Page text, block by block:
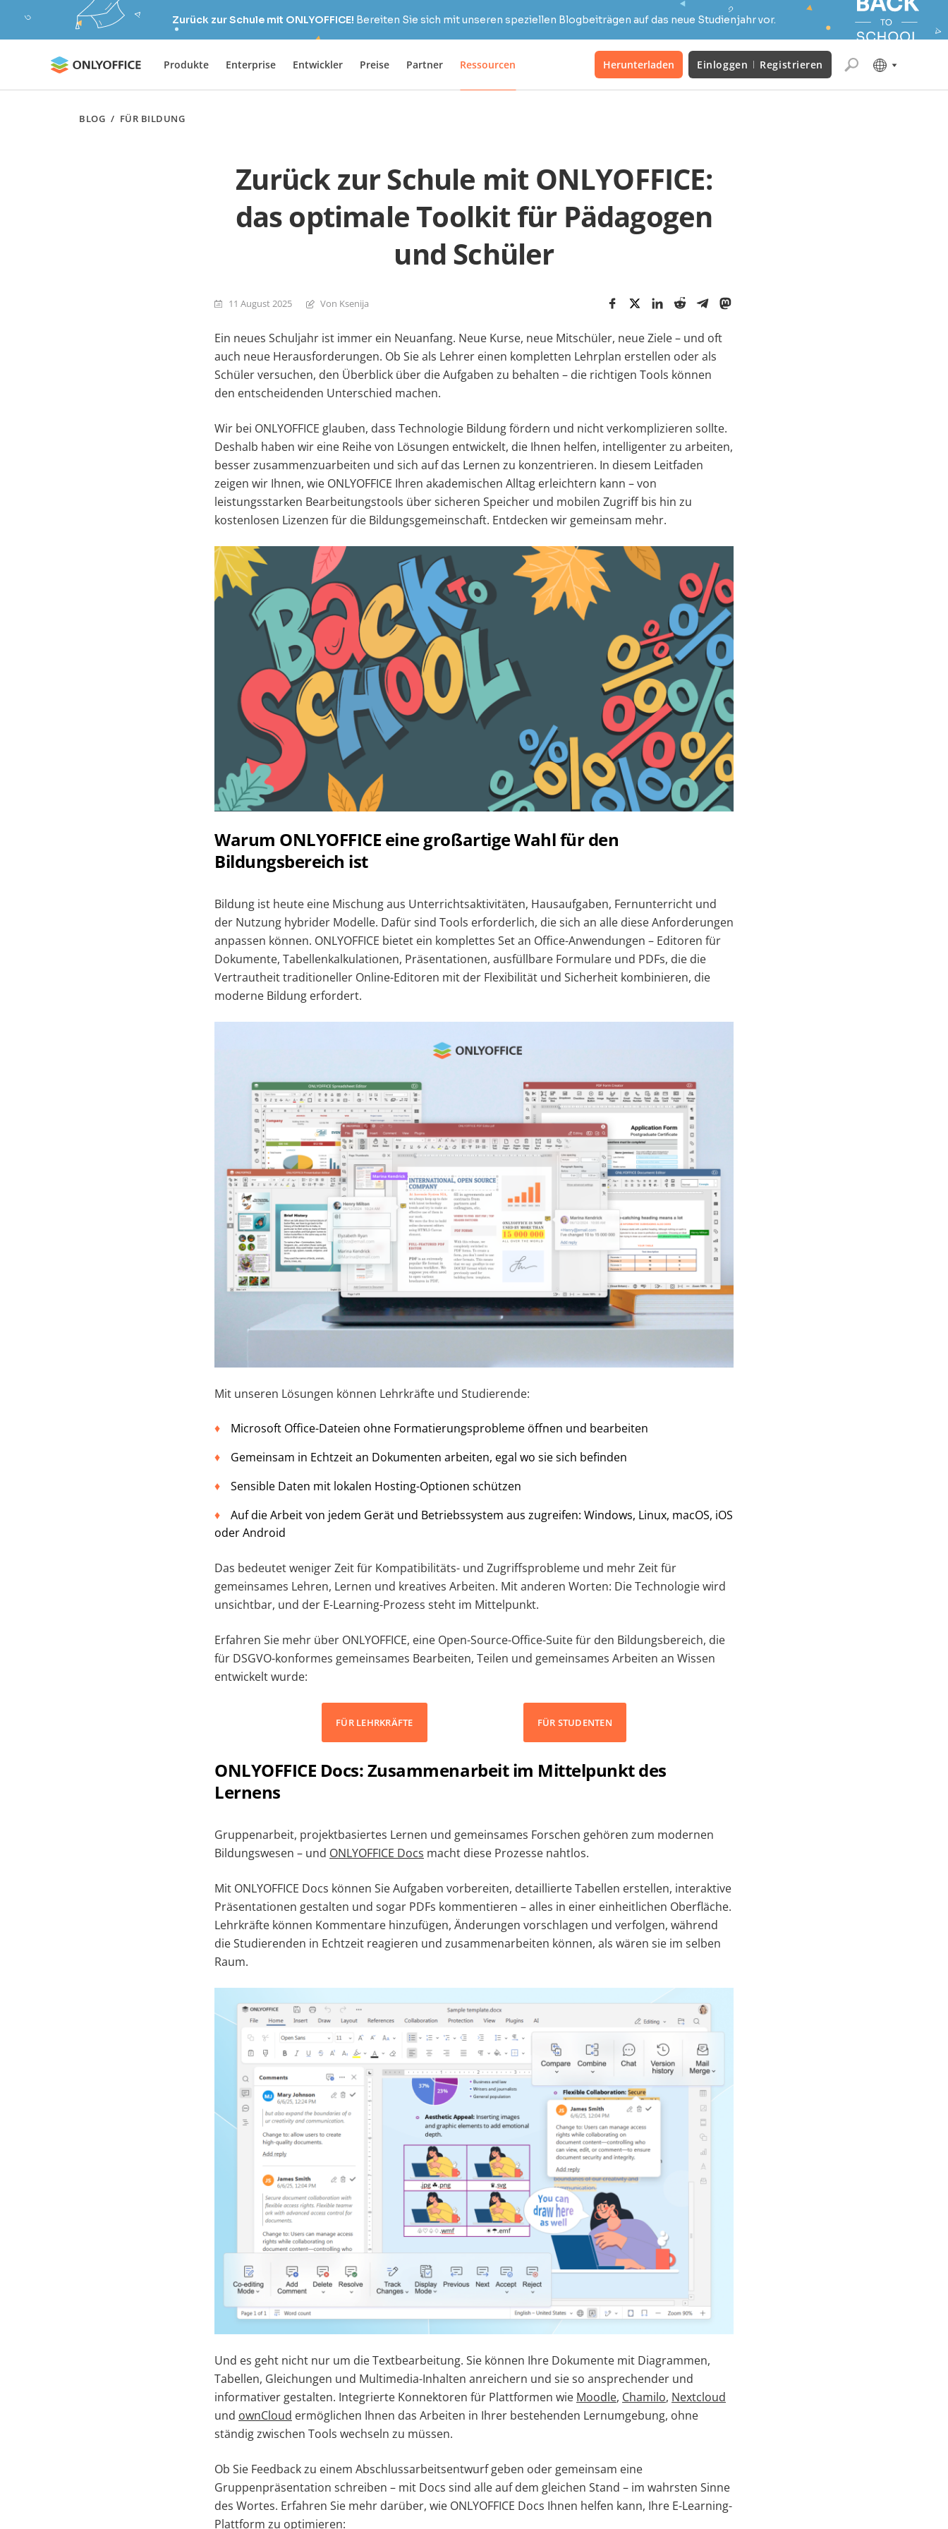
Zurück zur Schule mit ONLYOFFICE! Bereiten Sie sich mit unseren speziellen Blogbeiträgen auf das neue Studienjahr vor.
Produkte Enterprise Entwickler Preise Partner Ressourcen Herunterladen Einloggen Registrieren
BLOG / FÜR BILDUNG
Zurück zur Schule mit ONLYOFFICE:
das optimale Toolkit für Pädagogen
und Schüler
11 August 2025 Von Ksenija
Ein neues Schuljahr ist immer ein Neuanfang. Neue Kurse, neue Mitschüler, neue Ziele – und oft
auch neue Herausforderungen. Ob Sie als Lehrer einen kompletten Lehrplan erstellen oder als
Schüler versuchen, den Überblick über die Aufgaben zu behalten – die richtigen Tools können
den entscheidenden Unterschied machen.
Wir bei ONLYOFFICE glauben, dass Technologie Bildung fördern und nicht verkomplizieren sollte.
Deshalb haben wir eine Reihe von Lösungen entwickelt, die Ihnen helfen, intelligenter zu arbeiten,
besser zusammenzuarbeiten und sich auf das Lernen zu konzentrieren. In diesem Leitfaden
zeigen wir Ihnen, wie ONLYOFFICE Ihren akademischen Alltag erleichtern kann – von
leistungsstarken Bearbeitungstools über sicheren Speicher und mobilen Zugriff bis hin zu
kostenlosen Lizenzen für die Bildungsgemeinschaft. Entdecken wir gemeinsam mehr.
Warum ONLYOFFICE eine großartige Wahl für den
Bildungsbereich ist
Bildung ist heute eine Mischung aus Unterrichtsaktivitäten, Hausaufgaben, Fernunterricht und
der Nutzung hybrider Modelle. Dafür sind Tools erforderlich, die sich an alle diese Anforderungen
anpassen können. ONLYOFFICE bietet ein komplettes Set an Office-Anwendungen – Editoren für
Dokumente, Tabellenkalkulationen, Präsentationen, ausfüllbare Formulare und PDFs, die die
Vertrautheit traditioneller Online-Editoren mit der Flexibilität und Sicherheit kombinieren, die
moderne Bildung erfordert.
Mit unseren Lösungen können Lehrkräfte und Studierende:
Microsoft Office-Dateien ohne Formatierungsprobleme öffnen und bearbeiten
Gemeinsam in Echtzeit an Dokumenten arbeiten, egal wo sie sich befinden
Sensible Daten mit lokalen Hosting-Optionen schützen
Auf die Arbeit von jedem Gerät und Betriebssystem aus zugreifen: Windows, Linux, macOS, iOS
oder Android
Das bedeutet weniger Zeit für Kompatibilitäts- und Zugriffsprobleme und mehr Zeit für
gemeinsames Lehren, Lernen und kreatives Arbeiten. Mit anderen Worten: Die Technologie wird
unsichtbar, und der E-Learning-Prozess steht im Mittelpunkt.
Erfahren Sie mehr über ONLYOFFICE, eine Open-Source-Office-Suite für den Bildungsbereich, die
für DSGVO-konformes gemeinsames Bearbeiten, Teilen und gemeinsames Arbeiten an Wissen
entwickelt wurde:
FÜR LEHRKRÄFTE FÜR STUDENTEN
ONLYOFFICE Docs: Zusammenarbeit im Mittelpunkt des
Lernens
Gruppenarbeit, projektbasiertes Lernen und gemeinsames Forschen gehören zum modernen
Bildungswesen – und ONLYOFFICE Docs macht diese Prozesse nahtlos.
Mit ONLYOFFICE Docs können Sie Aufgaben vorbereiten, detaillierte Tabellen erstellen, interaktive
Präsentationen gestalten und sogar PDFs kommentieren – alles in einer einheitlichen Oberfläche.
Lehrkräfte können Kommentare hinzufügen, Änderungen vorschlagen und verfolgen, während
die Studierenden in Echtzeit reagieren und zusammenarbeiten können, als wären sie im selben
Raum.
Und es geht nicht nur um die Textbearbeitung. Sie können Ihre Dokumente mit Diagrammen,
Tabellen, Gleichungen und Multimedia-Inhalten anreichern und sie so ansprechender und
informativer gestalten. Integrierte Konnektoren für Plattformen wie Moodle, Chamilo, Nextcloud
und ownCloud ermöglichen Ihnen das Arbeiten in Ihrer bestehenden Lernumgebung, ohne
ständig zwischen Tools wechseln zu müssen.
Ob Sie Feedback zu einem Abschlussarbeitsentwurf geben oder gemeinsam eine
Gruppenpräsentation schreiben – mit Docs sind alle auf dem gleichen Stand – im wahrsten Sinne
des Wortes. Erfahren Sie mehr darüber, wie ONLYOFFICE Docs Ihnen helfen kann, Ihre E-Learning-
Plattform zu optimieren: